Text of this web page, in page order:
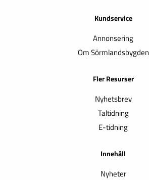
Kundservice
Annonsering
Om Sörmlandsbygden
Fler Resurser
Nyhetsbrev
Taltidning
E-tidning
Innehåll
Nyheter